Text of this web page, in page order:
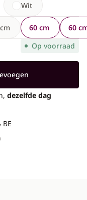
Wit
60 cm 60
Op voorraad
dezelfde dag
BE